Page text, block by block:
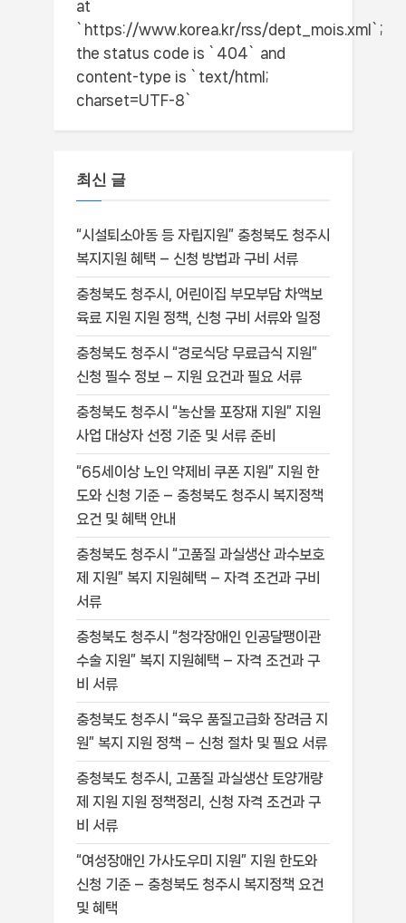
at
`https://www.korea.kr/rss/dept_mois.xml`;
the status code is `404` and
content-type is `text/html;
charset=UTF-8`
최신 글
“시설퇴소아동 등 자립지원” 충청북도 청주시
복지지원 혜택 – 신청 방법과 구비 서류
충청북도 청주시, 어린이집 부모부담 차액보
육료 지원 지원 정책, 신청 구비 서류와 일정
충청북도 청주시 “경로식당 무료급식 지원”
신청 필수 정보 – 지원 요건과 필요 서류
충청북도 청주시 “농산물 포장재 지원” 지원
사업 대상자 선정 기준 및 서류 준비
“65세이상 노인 약제비 쿠폰 지원” 지원 한
도와 신청 기준 – 충청북도 청주시 복지정책
요건 및 혜택 안내
충청북도 청주시 “고품질 과실생산 과수보호
제 지원” 복지 지원혜택 – 자격 조건과 구비
서류
충청북도 청주시 “청각장애인 인공달팽이관
수술 지원” 복지 지원혜택 – 자격 조건과 구
비 서류
충청북도 청주시 “육우 품질고급화 장려금 지
원” 복지 지원 정책 – 신청 절차 및 필요 서류
충청북도 청주시, 고품질 과실생산 토양개량
제 지원 지원 정책정리, 신청 자격 조건과 구
비 서류
“여성장애인 가사도우미 지원” 지원 한도와
신청 기준 – 충청북도 청주시 복지정책 요건
및 혜택